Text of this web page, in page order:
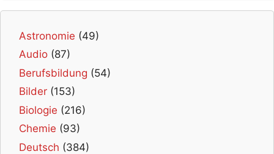
Astronomie (49)
Audio (87)
Berufsbildung (54)
Bilder (153)
Biologie (216)
Chemie (93)
Deutsch (384)